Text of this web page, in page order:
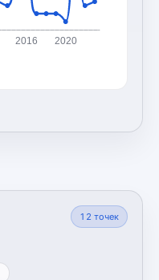
2016 2020
12 точек